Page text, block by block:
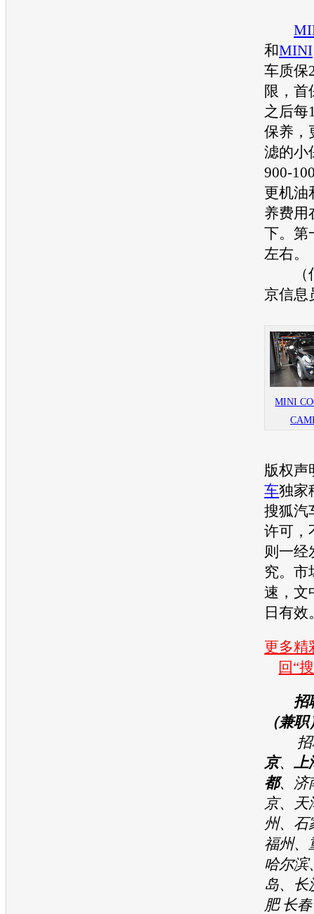
和MINI
车质保
限，首
之后每
保养，
滤的小
900-
更机油
养费用
下。第
左右。
（信
京信息
MINI
版权声
车独家
搜狐汽
许可，
则一经
究。市
速，文
日有效
更多
回“
招
（兼职
招
京、 上
都、济
京、天
州、石
福州、
哈尔滨
岛、长
肥 长